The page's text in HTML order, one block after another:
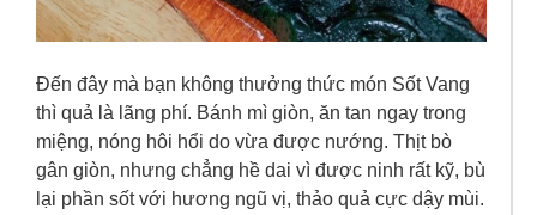
Đến đây mà bạn không thưởng thức món Sốt Vang
thì quả là lãng phí. Bánh mì giòn, ăn tan ngay trong
miệng, nóng hôi hổi do vừa được nướng. Thịt bò
gân giòn, nhưng chẳng hề dai vì được ninh rất kỹ, bù
lại phần sốt với hương ngũ vị, thảo quả cực dậy mùi.